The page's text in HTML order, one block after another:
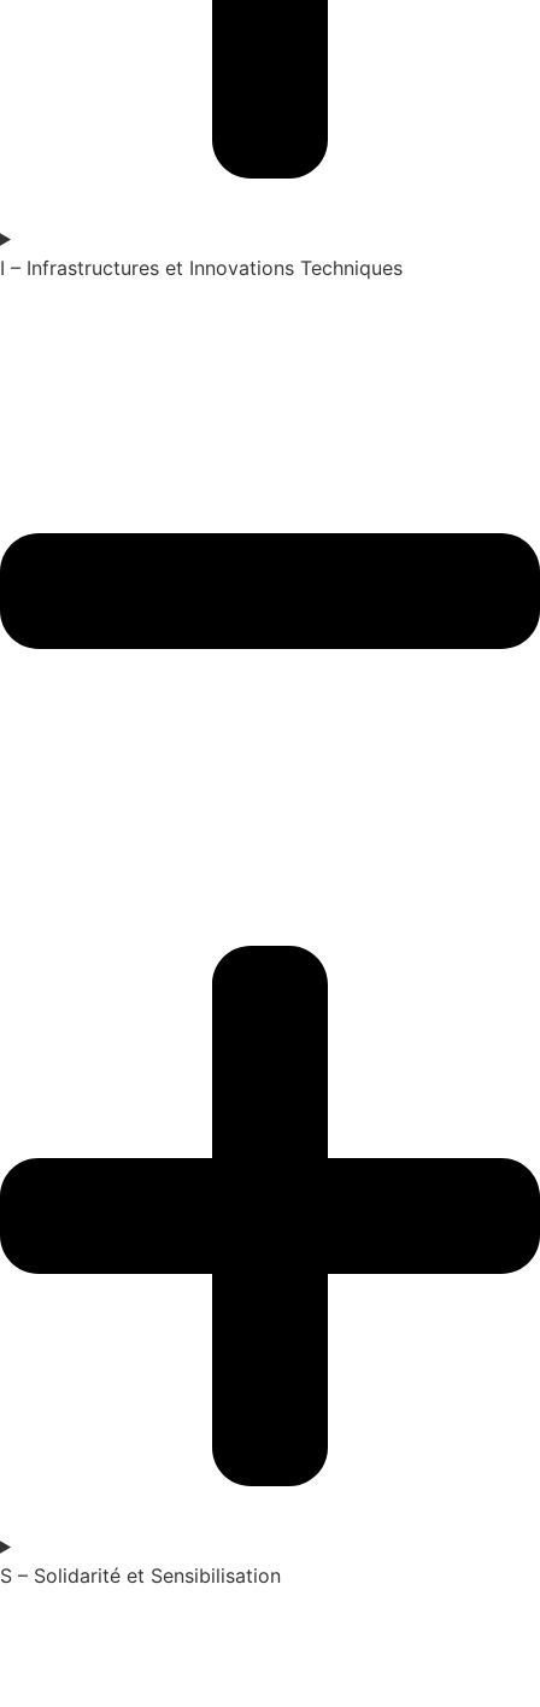
I – Infrastructures et Innovations Techniques
S – Solidarité et Sensibilisation